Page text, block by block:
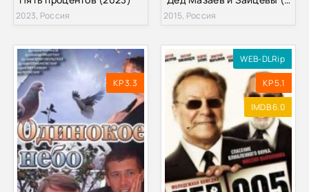
2023, Россия 2015, Россия
KP 3.3
WEB-DLRip
KP 5.1
IMDB 6.0